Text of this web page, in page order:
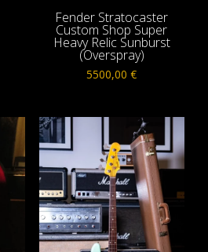
Fender Stratocaster
Custom Shop Super
Heavy Relic Sunburst
(Overspray)
5500,00€